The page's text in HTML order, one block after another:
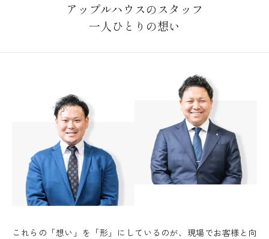
アップルハウスのスタッフ
一人ひとりの想い
これらの「想い」を「形」にしているのが、現場でお客様と向